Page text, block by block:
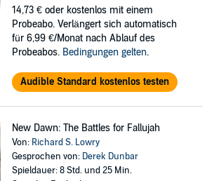
14,73 € oder kostenlos mit einem
Probeabo. Verlängert sich automatisch
für 6,99 €/Monat nach Ablauf des
Probeabos. Bedingungen gelten.
Audible Standard kostenlos testen
New Dawn: The Battles for Fallujah
Von: Richard S. Lowry
Gesprochen von: Derek Dunbar
Spieldauer: 8 Std. und 25 Min.